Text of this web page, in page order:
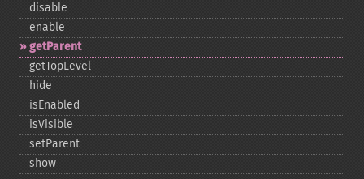
disable
enable
getParent
getTopLevel
hide
isEnabled
isVisible
setParent
show